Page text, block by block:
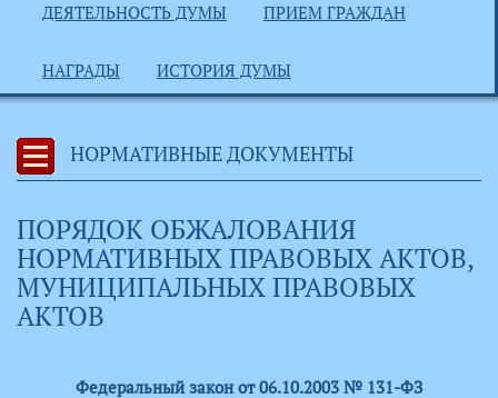
ДЕЯТЕЛЬНОСТЬ ДУМЫ ПРИЕМ ГРАЖДАН
НАГРАДЫ ИСТОРИЯ ДУМЫ
НОРМАТИВНЫЕ ДОКУМЕНТЫ
ПОРЯДОК ОБЖАЛОВАНИЯ
НОРМАТИВНЫХ ПРАВОВЫХ АКТОВ,
МУНИЦИПАЛЬНЫХ ПРАВОВЫХ
АКТОВ
Федеральный закон от 06.10.2003 № 131-ФЗ